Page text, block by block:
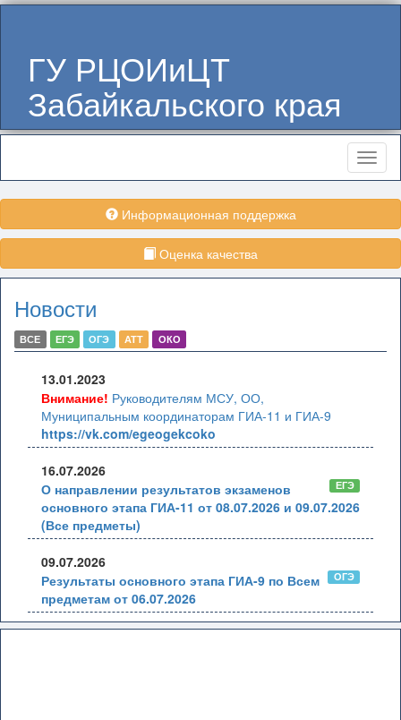
ГУ РЦОИиЦТ
Забайкальского края
Меню
Информационная поддержка
Оценка качества
Новости
ВСЕ ЕГЭ ОГЭ АТТ ОКО
13.01.2023
Внимание! Руководителям МСУ, ОО,
Муниципальным координаторам ГИА-11 и ГИА-9
https://vk.com/egeogekcoko
16.07.2026
ЕГЭ
О направлении результатов экзаменов
основного этапа ГИА-11 от 08.07.2026 и 09.07.2026
(Все предметы)
09.07.2026
ОГЭ
Результаты основного этапа ГИА-9 по Всем
предметам от 06.07.2026